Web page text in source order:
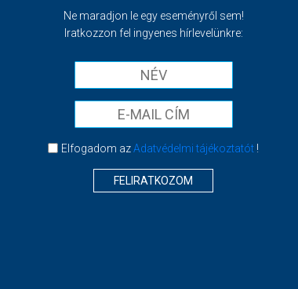
Ne maradjon le egy eseményről sem!
Iratkozzon fel ingyenes hírlevelünkre:
Elfogadom azAdatvédelmi tájékoztatót !
FELIRATKOZOM